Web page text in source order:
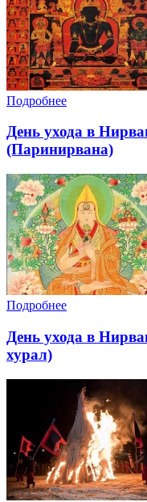
Подробнее
День ухода в
(Паринирвана)
Подробнее
День ухода в
хурал)